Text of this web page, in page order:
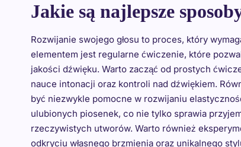
Jakie są najlepsze
Rozwijanie swojego głosu to proces, który
elementem jest regularne ćwiczenie, które
jakości dźwięku. Warto zacząć od prostych
nauce intonacji oraz kontroli nad dźwiękiem.
być niezwykle pomocne w rozwijaniu
ulubionych piosenek, co nie tylko sprawia
rzeczywistych utworów. Warto również
odkryciu własnego brzmienia oraz unikalnego